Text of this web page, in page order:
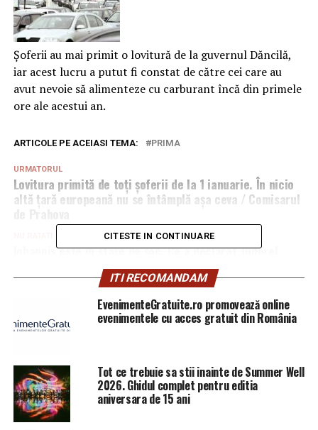
Șoferii au mai primit o lovitură de la guvernul Dăncilă,
iar acest lucru a putut fi constat de către cei care au
avut nevoie să alimenteze cu carburant încă din primele
ore ale acestui an.
ARTICOLE PE ACEIASI TEMA: PRIMA
URMATORUL
Lovitura primită de toți șoferii de la 1 ianuarie. În nicio
altă țară europeană nu se întâmplă așa ceva / Comisarul
Iohannis este în stare de șoc. Ce a declarat Tudorel
Toader / Comisarul de Prahova – Comisarul de Prahova
CITESTE IN CONTINUARE
ITI RECOMANDAM
EvenimenteGratuite.ro promovează online
evenimentele cu acces gratuit din România
Tot ce trebuie sa stii inainte de Summer Well
2026. Ghidul complet pentru editia
aniversara de 15 ani